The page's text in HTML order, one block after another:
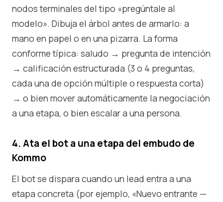
nodos terminales del tipo «pregúntale al
modelo». Dibuja el árbol antes de armarlo: a
mano en papel o en una pizarra. La forma
conforme típica: saludo → pregunta de intención
→ calificación estructurada (3 o 4 preguntas,
cada una de opción múltiple o respuesta corta)
→ o bien mover automáticamente la negociación
a una etapa, o bien escalar a una persona.
4. Ata el bot a una etapa del embudo de
Kommo
El bot se dispara cuando un lead entra a una
etapa concreta (por ejemplo, «Nuevo entrante —